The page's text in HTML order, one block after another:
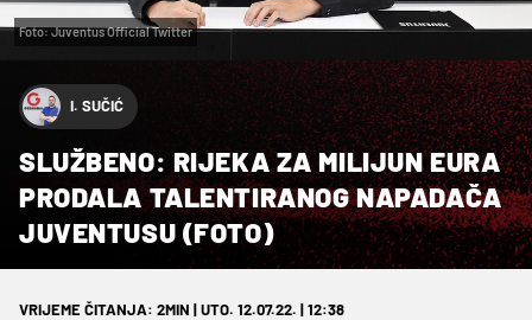
Foto: Juventus Official Twitter
I. SUČIĆ
SLUŽBENO: RIJEKA ZA MILIJUN EURA
PRODALA TALENTIRANOG NAPADAČA
JUVENTUSU (FOTO)
VRIJEME ČITANJA: 2MIN | UTO. 12.07.22. | 12:38